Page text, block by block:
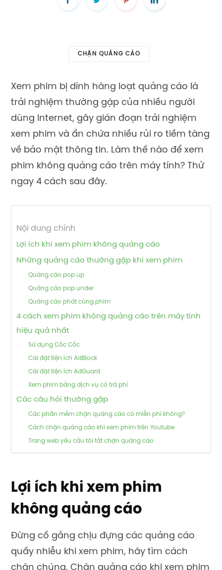
CHẶN QUẢNG CÁO
Xem phim bị dính hàng loạt quảng cáo là
trải nghiệm thường gặp của nhiều người
dùng Internet, gây gián đoạn trải nghiệm
xem phim và ẩn chứa nhiều rủi ro tiềm tàng
về bảo mật thông tin. Làm thế nào để xem
phim không quảng cáo trên máy tính? Thử
ngay 4 cách sau đây.
Nội dung chính
Lợi ích khi xem phim không quảng cáo
Những quảng cáo thường gặp khi xem phim
Quảng cáo pop up
Quảng cáo pop under
Quảng cáo phát cùng phim
4 cách xem phim không quảng cáo trên máy tính
hiệu quả nhất
Sử dụng Cốc Cốc
Cài đặt tiện ích AdBlock
Cài đặt tiện ích AdGuard
Xem phim bằng dịch vụ có trả phí
Các câu hỏi thường gặp
Các phần mềm chặn quảng cáo có miễn phí không?
Cách chặn quảng cáo khi xem phim trên Youtube
Trang web yêu cầu tôi tắt chặn quảng cáo
Lợi ích khi xem phim
không quảng cáo
Đừng cố gắng chịu đựng các quảng cáo
quấy nhiễu khi xem phim, hãy tìm cách
chặn chúng. Chặn quảng cáo khi xem phim